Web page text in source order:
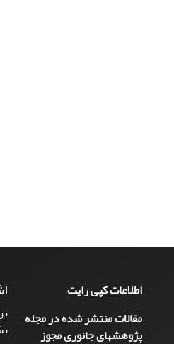
اطلاعات کپی رایت
مقالات منتشر شده در مجله
پژوهشهای جانوری مجوز